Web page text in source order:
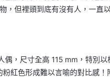
，但裡頭到底有沒有人，一直
偶，尺寸全高 115 mm，特別
紅色形成難以言喻的對比感